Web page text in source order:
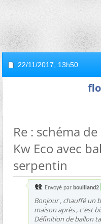
22/11/2017, 13h50
Re : schéma
Kw Eco avec
serpentin
Envoyé par bouilland2
Bonjour , chauffé un
maison après , c'est
Définition de ballon